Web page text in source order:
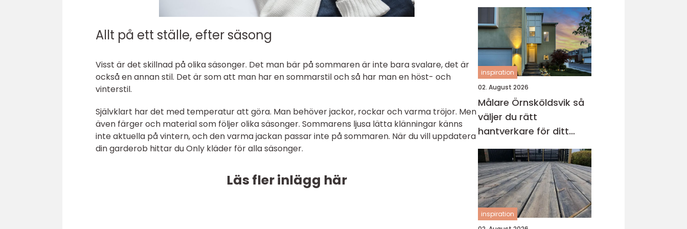
Allt på ett ställe, efter säsong
Visst är det skillnad på olika säsonger. Det man bär på sommaren är inte bara svalare, det är
också en annan stil. Det är som att man har en sommarstil och så har man en höst- och
vinterstil.
Självklart har det med temperatur att göra. Man behöver jackor, rockar och varma tröjor. Men
även färger och material som följer olika säsonger. Sommarens ljusa lätta klänningar känns
inte aktuella på vintern, och den varma jackan passar inte på sommaren. När du vill uppdatera
din garderob hittar du Only kläder för alla säsonger.
Läs fler inlägg här
inspiration
02. August 2026
Målare Örnsköldsvik så
väljer du rätt
hantverkare för ditt
projekt
inspiration